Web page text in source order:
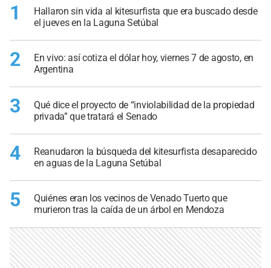
1
Hallaron sin vida al kitesurfista que era buscado desde
el jueves en la Laguna Setúbal
2
En vivo: así cotiza el dólar hoy, viernes 7 de agosto, en
Argentina
3
Qué dice el proyecto de “inviolabilidad de la propiedad
privada” que tratará el Senado
4
Reanudaron la búsqueda del kitesurfista desaparecido
en aguas de la Laguna Setúbal
5
Quiénes eran los vecinos de Venado Tuerto que
murieron tras la caída de un árbol en Mendoza